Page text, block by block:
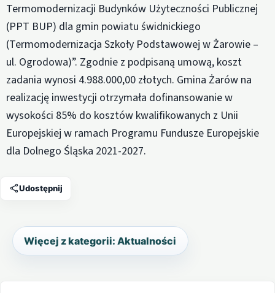
Termomodernizacji Budynków Użyteczności Publicznej
(PPT BUP) dla gmin powiatu świdnickiego
(Termomodernizacja Szkoły Podstawowej w Żarowie –
ul. Ogrodowa)”. Zgodnie z podpisaną umową, koszt
zadania wynosi 4.988.000,00 złotych. Gmina Żarów na
realizację inwestycji otrzymała dofinansowanie w
wysokości 85% do kosztów kwalifikowanych z Unii
Europejskiej w ramach Programu Fundusze Europejskie
dla Dolnego Śląska 2021-2027.
Udostępnij
Więcej z kategorii: Aktualności